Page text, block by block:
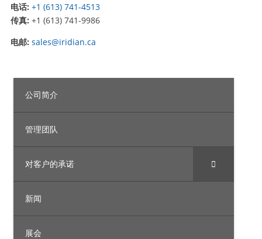
电话: +1 (613) 741-4513
传真: +1 (613) 741-9986
电邮: sales@iridian.ca
公司简介
管理团队
对客户的承诺
新闻
展会